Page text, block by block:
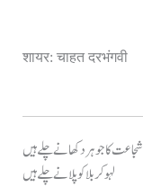
शायर: चाहत दरभंगवी
شجاعت کا جوہر دکھانے چلے ہیں
لہو کربلا کو پلانے چلے ہیں